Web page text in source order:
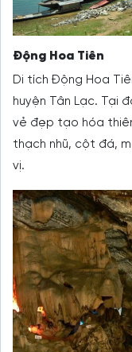
Động Hoa Tiên
Di tích Động Hoa
huyện Tân Lạc. Tại
vẻ đẹp tạo hóa
thạch nhũ, cột đá,
vị.